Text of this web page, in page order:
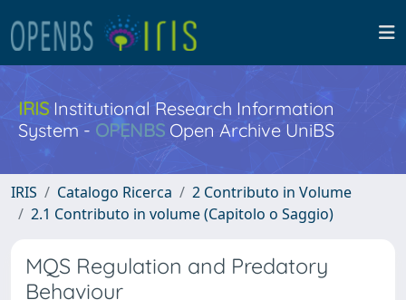
IRISInstitutional Research Information
System - OPENBS Open Archive UniBS
IRIS Catalogo Ricerca
2 Contributo in Volume
2.1 Contributo in volume (Capitolo o Saggio)
MQS Regulation and Predatory
Behaviour